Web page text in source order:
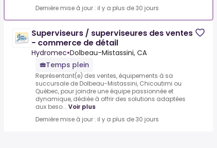
Dernière mise à jour : il y a plus de 30 jours
Superviseurs / superviseures des ventes
- commerce de détail
Hydromec•Dolbeau-Mistassini, CA
Temps plein
Représentant(e) des ventes, équipements à sa
succursale de Dolbeau-Mistassini, Chicoutimi ou
Québec, pour joindre une équipe passionnée et
dynamique, dédiée à offrir des solutions adaptées
aux beso... Voir plus
Dernière mise à jour : il y a plus de 30 jours